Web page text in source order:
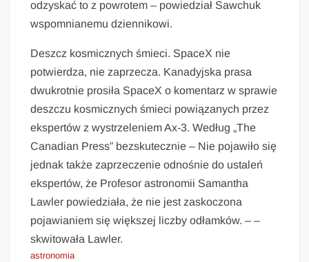
odzyskać to z powrotem – powiedział Sawchuk
wspomnianemu dziennikowi.
Deszcz kosmicznych śmieci. SpaceX nie
potwierdza, nie zaprzecza. Kanadyjska prasa
dwukrotnie prosiła SpaceX o komentarz w sprawie
deszczu kosmicznych śmieci powiązanych przez
ekspertów z wystrzeleniem Ax-3. Według „The
Canadian Press” bezskutecznie – Nie pojawiło się
jednak także zaprzeczenie odnośnie do ustaleń
ekspertów, że Profesor astronomii Samantha
Lawler powiedziała, że nie jest zaskoczona
pojawianiem się większej liczby odłamków. – –
skwitowała Lawler.
astronomia